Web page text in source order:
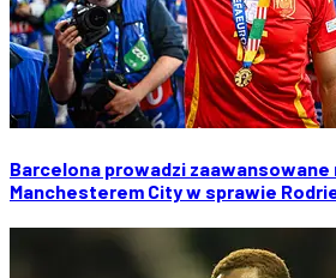
Barcelona prowadzi zaawansowane
Manchesterem City w sprawie